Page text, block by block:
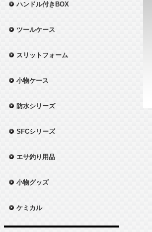
ハンドル付きBOX
ツールケース
スリットフォーム
小物ケース
防水シリーズ
SFCシリーズ
エサ釣り用品
小物グッズ
ケミカル